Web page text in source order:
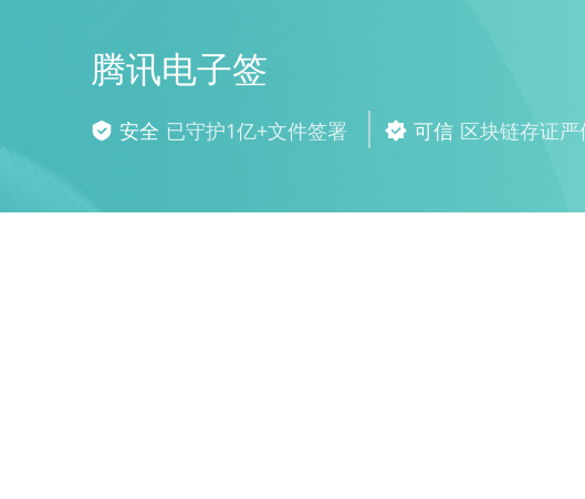
腾讯电子签
安全 已守护1亿+文件签署 可信 区块链存证